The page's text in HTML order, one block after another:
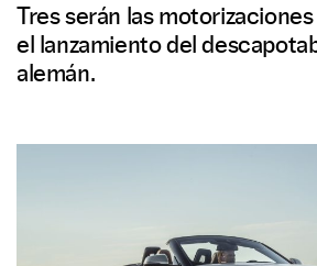
Tres serán las
el lanzamiento del
alemán.